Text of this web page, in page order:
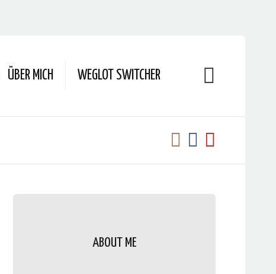
ÜBER MICH WEGLOT SWITCHER
ABOUT ME